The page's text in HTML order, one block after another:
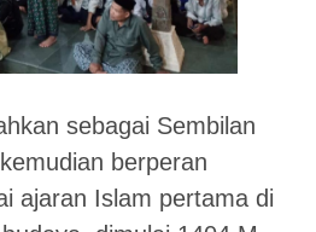
sebagai Sembilan
berperan
ajaran Islam pertama di